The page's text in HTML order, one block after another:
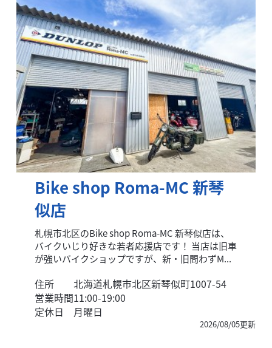
Bike shop Roma-MC 新琴
似店
札幌市北区のBike shop Roma-MC 新琴似店は、
バイクいじり好きな若者応援店です！ 当店は旧車
が強いバイクショップですが、新・旧問わずM...
住所
北海道札幌市北区新琴似町1007-54
営業時間11:00-19:00
定休日
月曜日
2026/08/05更新